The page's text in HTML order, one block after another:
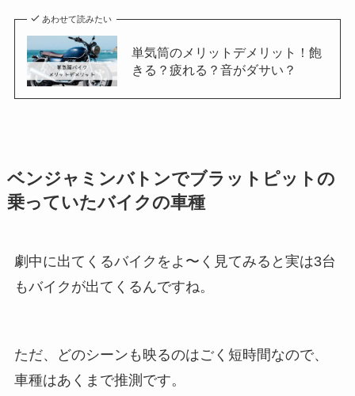
あわせて読みたい
単気筒のメリットデメリット！飽
きる？疲れる？音がダサい？
ベンジャミンバトンでブラットピットの
乗っていたバイクの車種
劇中に出てくるバイクをよ〜く見てみると実は3台
もバイクが出てくるんですね。
ただ、どのシーンも映るのはごく短時間なので、
車種はあくまで推測です。